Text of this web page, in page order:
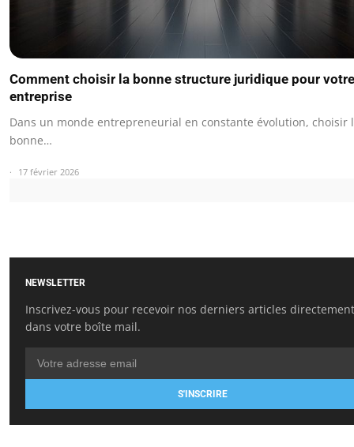
Comment choisir la bonne structure juridique pour votre
entreprise
Dans un monde entrepreneurial en constante évolution, choisir
bonne…
17 février 2026
NEWSLETTER
Inscrivez-vous pour recevoir nos derniers articles directement
dans votre boîte mail.
S'INSCRIRE